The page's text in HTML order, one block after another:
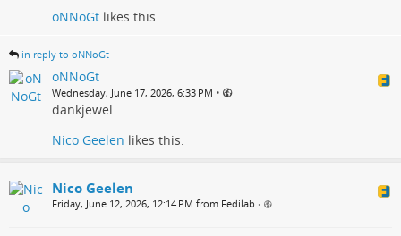
oNNoGt likes this.
in reply to oNNoGt
oNNoGt
Wednesday, June 17, 2026, 6:33 PM •
dankjewel
Nico Geelen likes this.
Nico Geelen
Friday, June 12, 2026, 12:14 PM from Fedilab •